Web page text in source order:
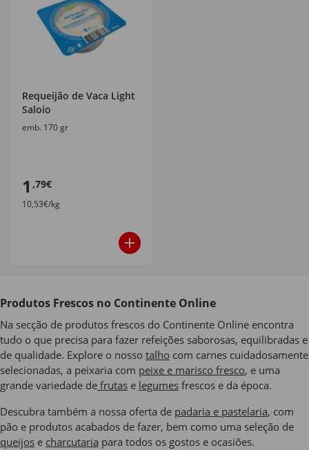
Requeijão de Vaca Light
Saloio
emb. 170 gr
1 ,79€
10,53€/kg
Produtos Frescos no Continente Online
Na secção de produtos frescos do Continente Online encontra
tudo o que precisa para fazer refeições saborosas, equilibradas e
de qualidade. Explore o nosso talho com carnes cuidadosamente
selecionadas, a peixaria com peixe e marisco fresco, e uma
grande variedade de frutas e legumes frescos e da época.
Descubra também a nossa oferta de padaria e pastelaria, com
pão e produtos acabados de fazer, bem como uma seleção de
queijos e charcutaria para todos os gostos e ocasiões.